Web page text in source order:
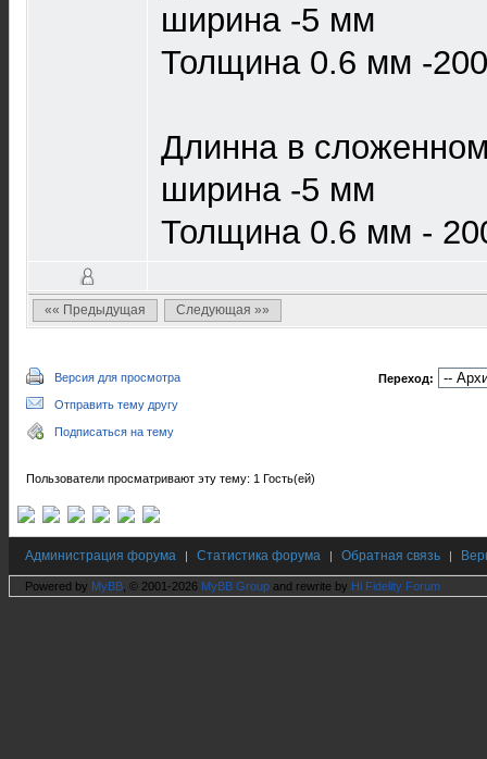
ширина -5 мм
Толщина 0.6 мм -
Длинна в
ширина -5 мм
Толщина 0.6 мм -
«« Предыдущая Следующая »»
Версия для просмотра
Отправить тему другу
Подписаться на тему
Переход:
Пользователи просматривают эту тему: 1 Гость(ей)
Администрация форума | Статистика форума | Обратная связь |
Powered by MyBB , © 2001-2026 MyBB Group and rewrite by Hi Fidelity Forum